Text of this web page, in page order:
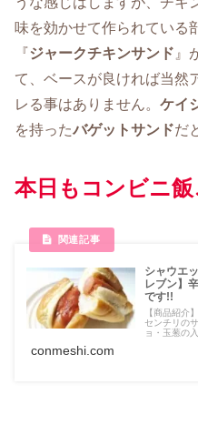
味を効かせて作られている
『ジャークチキンサンド 』
て、ベースが良ければ当然
レる事はありません。 ケイ
を持ったバゲットサンドだ
本日もコンビニ
シャウエ
レブン】
です!!
【商品紹介
センチリの
ョ・玉葱の
conmeshi.com